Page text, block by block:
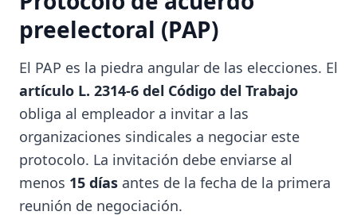
preelectoral (PAP)
El PAP es la piedra angular de las elecciones. El
artículo L. 2314-6 del Código del Trabajo
obliga al empleador a invitar a las
organizaciones sindicales a negociar este
protocolo. La invitación debe enviarse al
menos 15 días antes de la fecha de la primera
reunión de negociación.